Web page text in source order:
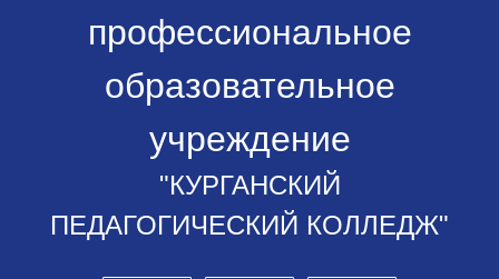
профессиональное
образовательное
учреждение
"КУРГАНСКИЙ
ПЕДАГОГИЧЕСКИЙ КОЛЛЕДЖ"